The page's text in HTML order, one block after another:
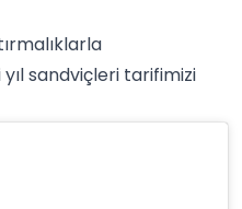
sandviçleri tarifimizi